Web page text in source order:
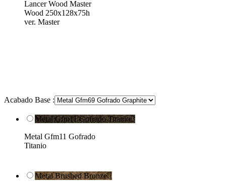
Lancer Wood Master
Wood 250x128x75h
ver. Master
Acabado Base :
Metal Gfm11 Gofrado Titanio
Metal Gfm11 Gofrado
Titanio
Metal Brushed Bronze